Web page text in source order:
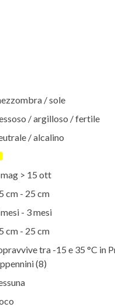
/ sole
/ argilloso / fertile
/ alcalino
> 15 ott
cm - 25 cm
- 3 mesi
cm - 25 cm
tra -15 e 35 °C in
(8)